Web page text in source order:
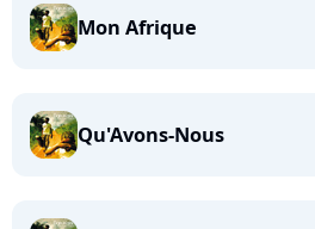
Mon Afrique
Qu'Avons-Nous